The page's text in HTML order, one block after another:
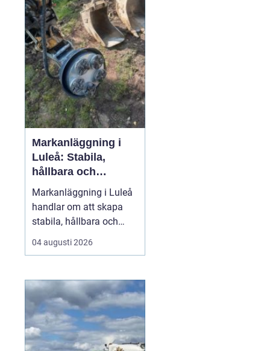
kuperade tomter och
mycket sten, spelar
lokala förhålland...
Markanläggning i
Luleå: Stabila,
hållbara och
funktionella ytor
Markanläggning i Luleå
handlar om att skapa
stabila, hållbara och
funktionella ytor för
bostäder, vägar,
ledningar i ett klimat
som ställer höga krav på
både planering och ut...
04 augusti 2026